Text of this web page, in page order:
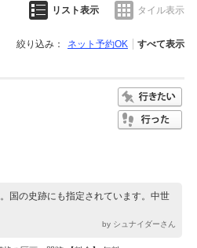
リスト表示 タイル表示
絞り込み： ネット予約OK すべて表示
国の史跡にも指定されています。中世
by シュナイダーさん